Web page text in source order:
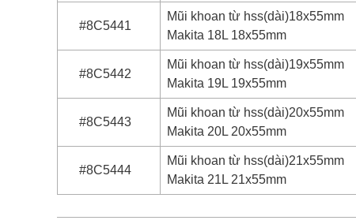
#8C5441
Mũi khoan từ hss(dài)18x55mm
Makita 18L 18x55mm
#8C5442
Mũi khoan từ hss(dài)19x55mm
Makita 19L 19x55mm
#8C5443
Mũi khoan từ hss(dài)20x55mm
Makita 20L 20x55mm
#8C5444
Mũi khoan từ hss(dài)21x55mm
Makita 21L 21x55mm